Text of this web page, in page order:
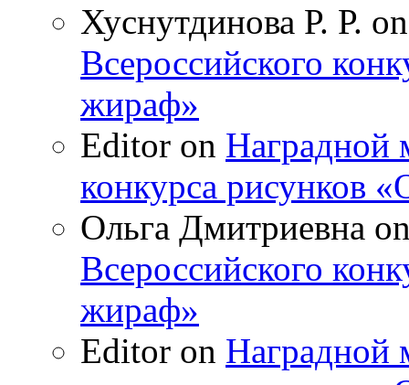
Хуснутдинова Р. Р.
Всероссийского
жираф»
Editor on Наградной
конкурса рисунков
Ольга Дмитриевна
Всероссийского
жираф»
Editor on Наградной